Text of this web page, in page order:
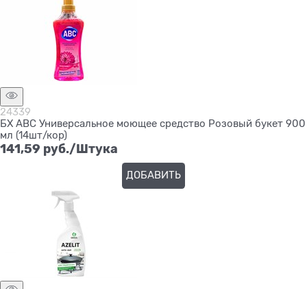
24339
БХ АВС Универсальное моющее средство Розовый букет 900
мл (14шт/кор)
141,59 руб./Штука
ДОБАВИТЬ